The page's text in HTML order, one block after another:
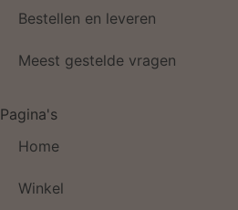
Bestellen en leveren
Meest gestelde vragen
Pagina's
Home
Winkel